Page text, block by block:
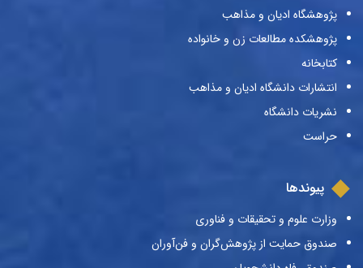
پژوهشگاه ادیان و مذاهب
پژوهشکده مطالعات زن و خانواده
کتابخانه
انتشارات دانشگاه ادیان و مذاهب
نشریات دانشگاه
حراست
پیوندها
وزارت علوم و تحقیقات و فناوری
صندوق حمایت از پژوهش‌گران و فن‌آوران